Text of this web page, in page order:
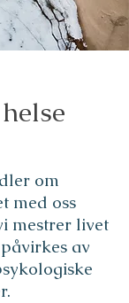
om
med oss
mestrer livet
av